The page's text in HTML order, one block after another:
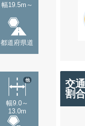
幅19.5m～
都道府県道
幅9.0～
13.0m
他
交
割合